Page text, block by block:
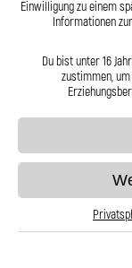
Fakten
Robust &
Aufblähen
unter Druck
Einwilligung zu einem
Informationen
Du bist unter 16
zustimmen,